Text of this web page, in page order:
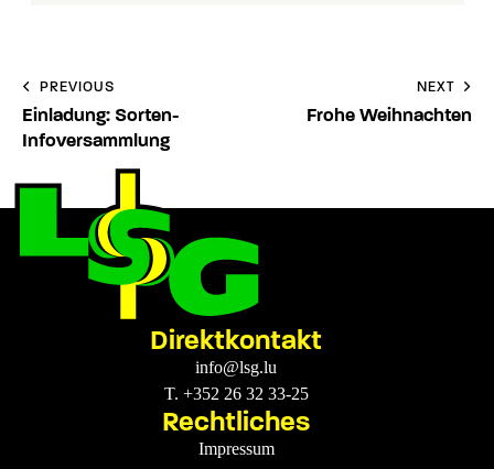
PREVIOUS
Einladung: Sorten-
Infoversammlung
NEXT
Frohe Weihnachten
Direktkontakt
info@lsg.lu
T. +352 26 32 33-25
Rechtliches
Impressum